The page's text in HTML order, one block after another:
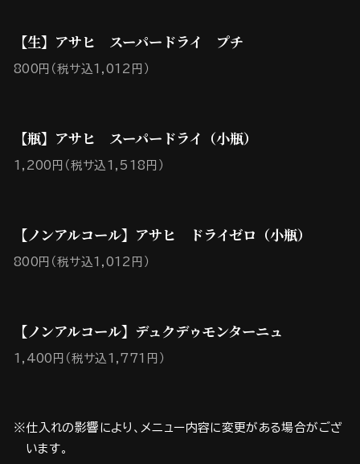
【生】アサヒ スーパードライ プチ
800円（税サ込1,012円）
【瓶】アサヒ スーパードライ（小瓶）
1,200円（税サ込1,518円）
【ノンアルコール】アサヒ ドライゼロ（小瓶）
800円（税サ込1,012円）
【ノンアルコール】デュクデゥモンターニュ
1,400円（税サ込1,771円）
※仕入れの影響により、メニュー内容に変更がある場合がござ
います。